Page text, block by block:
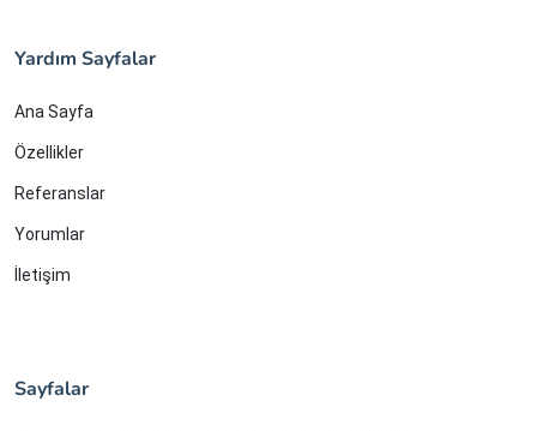
Yardım Sayfalar
Ana Sayfa
Özellikler
Referanslar
Yorumlar
İletişim
Sayfalar